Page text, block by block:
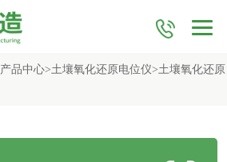
产品中心>土壤氧化还原电位仪>土壤氧化还原